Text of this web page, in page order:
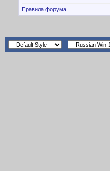
Правила форума